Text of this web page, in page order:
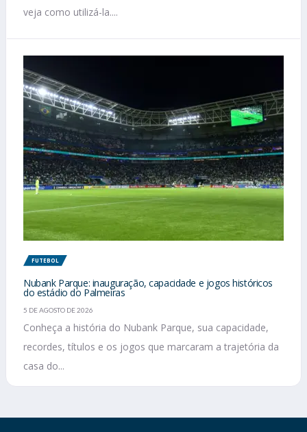
veja como utilizá-la....
FUTEBOL
Nubank Parque: inauguração, capacidade e jogos históricos
do estádio do Palmeiras
5 DE AGOSTO DE 2026
Conheça a história do Nubank Parque, sua capacidade,
recordes, títulos e os jogos que marcaram a trajetória da
casa do...